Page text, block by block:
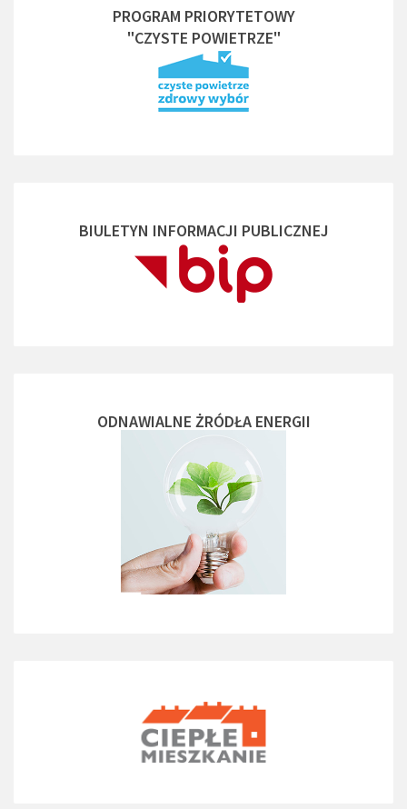
PROGRAM PRIORYTETOWY
"CZYSTE POWIETRZE"
BIULETYN INFORMACJI PUBLICZNEJ
ODNAWIALNE ŻRÓDŁA ENERGII